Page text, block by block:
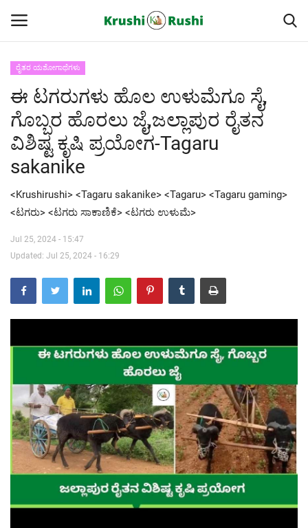
Home
Finance
Contact
ರೈತರ ಯಶೋಗಾಥೆಗಳು
Krushi Rushi
Gallery
ರೈತರ ಯಶೋಗಾಥೆಗಳು
ಈ ಟಗರುಗಳು ಹೊಲ ಉಳುಮೆಗೂ ಸೈ,
ಗೊಬ್ಬರ ಹೊರಲು ಜೈ,ಜಲ್ಲಾಪುರ ರೈತನ
ವಿಶಿಷ್ಟ ಕೃಷಿ ಪ್ರಯೋಗ-Tagaru
sakanike
<Krushirushi> <Tagaru sakanike> <Tagaru> <Tagaru gaming>
<ಟಗರು> <ಟಗರು ಸಾಕಾಣಿಕೆ> <ಟಗರು ಉಳುಮೆ>
Jul 25, 2024 - 15:47
Updated: Jul 25, 2024 - 16:29